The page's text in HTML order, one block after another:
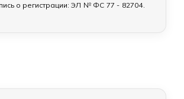
о регистрации: ЭЛ № ФС 77 - 82704.